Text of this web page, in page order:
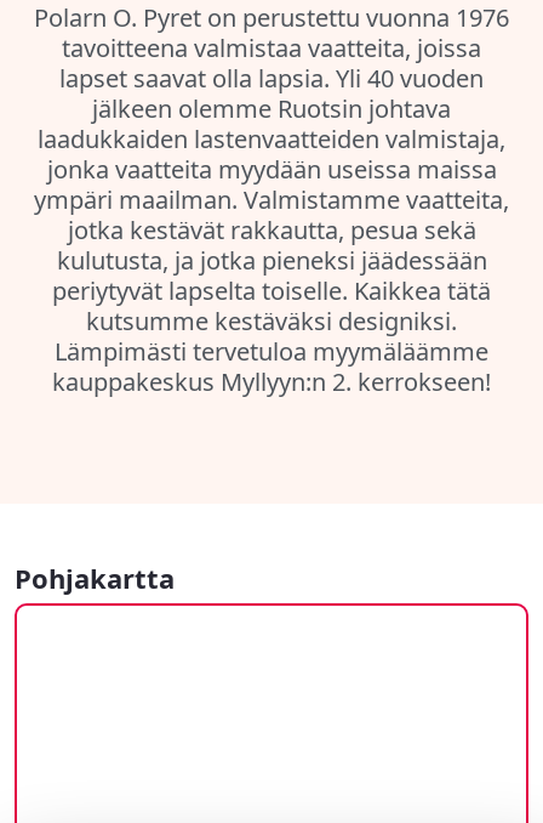
Polarn O. Pyret on perustettu vuonna 1976
tavoitteena valmistaa vaatteita, joissa
lapset saavat olla lapsia. Yli 40 vuoden
jälkeen olemme Ruotsin johtava
laadukkaiden lastenvaatteiden valmistaja,
jonka vaatteita myydään useissa maissa
ympäri maailman. Valmistamme vaatteita,
jotka kestävät rakkautta, pesua sekä
kulutusta, ja jotka pieneksi jäädessään
periytyvät lapselta toiselle. Kaikkea tätä
kutsumme kestäväksi designiksi.
Lämpimästi tervetuloa myymäläämme
kauppakeskus Myllyyn:n 2. kerrokseen!
Pohjakartta